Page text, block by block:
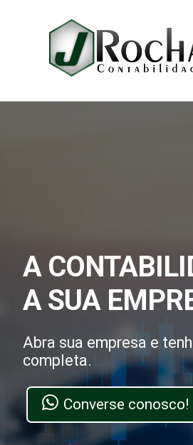
A
A SUA
Abra sua empresa e
completa.
Converse conosco!